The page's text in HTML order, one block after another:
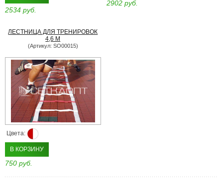
2534 руб.
2902 руб.
ЛЕСТНИЦА ДЛЯ ТРЕНИРОВОК
4,6 М
(Артикул: SO00015)
Цвета:
В КОРЗИНУ
750 руб.